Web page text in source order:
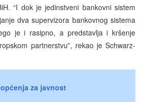
“I dok je jedinstveni bankovni sistem
dva supervizora bankovnog sistema
je i rasipno, a predstavlja i kršenje
partnerstvu”, rekao je Schwarz-
za javnost